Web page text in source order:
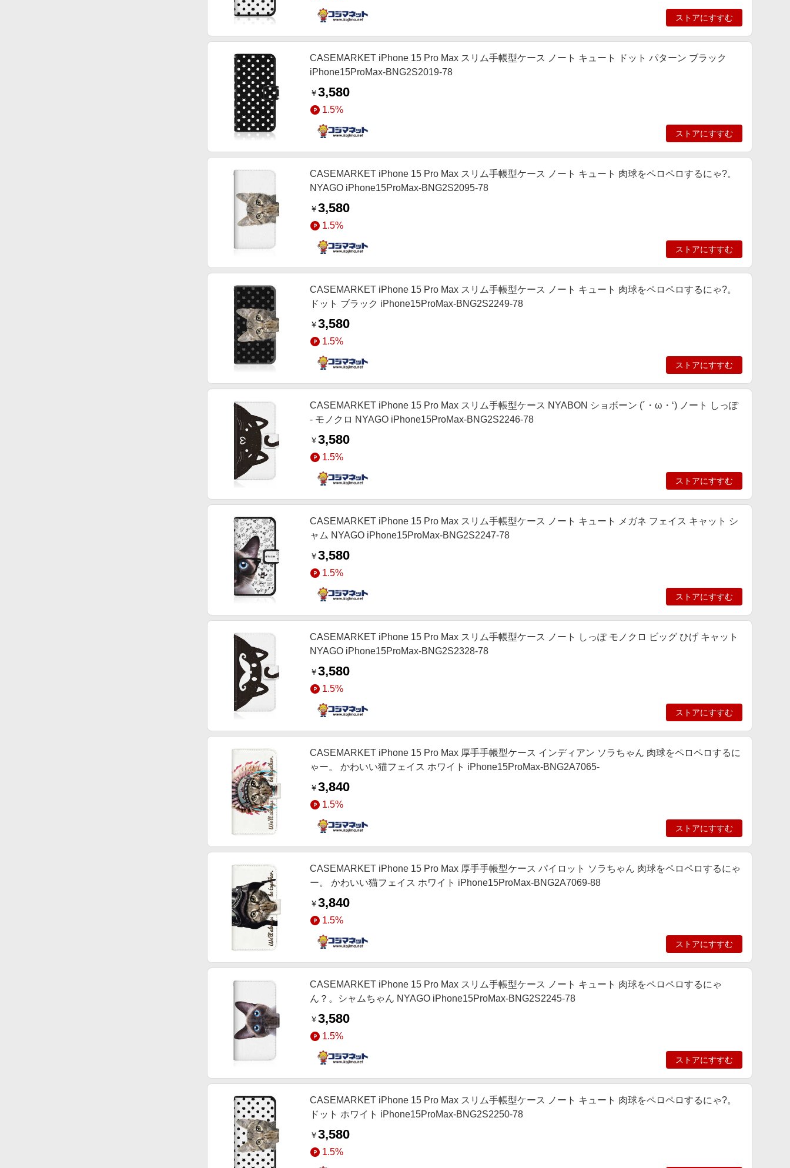
ストアにすすむ
CASEMARKET iPhone 15 Pro Max スリム手帳型ケース ノート キュート ドット パターン ブラック
iPhone15ProMax-BNG2S2019-78
￥3,580
1.5%
ストアにすすむ
CASEMARKET iPhone 15 Pro Max スリム手帳型ケース ノート キュート 肉球をペロペロするにゃ?。
NYAGO iPhone15ProMax-BNG2S2095-78
￥3,580
1.5%
ストアにすすむ
CASEMARKET iPhone 15 Pro Max スリム手帳型ケース ノート キュート 肉球をペロペロするにゃ?。
ドット ブラック iPhone15ProMax-BNG2S2249-78
￥3,580
1.5%
ストアにすすむ
CASEMARKET iPhone 15 Pro Max スリム手帳型ケース NYABON ショボーン (´・ω・‘) ノート しっぽ
- モノクロ NYAGO iPhone15ProMax-BNG2S2246-78
￥3,580
1.5%
ストアにすすむ
CASEMARKET iPhone 15 Pro Max スリム手帳型ケース ノート キュート メガネ フェイス キャット シ
ャム NYAGO iPhone15ProMax-BNG2S2247-78
￥3,580
1.5%
ストアにすすむ
CASEMARKET iPhone 15 Pro Max スリム手帳型ケース ノート しっぽ モノクロ ビッグ ひげ キャット
NYAGO iPhone15ProMax-BNG2S2328-78
￥3,580
1.5%
ストアにすすむ
CASEMARKET iPhone 15 Pro Max 厚手手帳型ケース インディアン ソラちゃん 肉球をペロペロするに
ゃー。 かわいい猫フェイス ホワイト iPhone15ProMax-BNG2A7065-
￥3,840
1.5%
ストアにすすむ
CASEMARKET iPhone 15 Pro Max 厚手手帳型ケース パイロット ソラちゃん 肉球をペロペロするにゃ
ー。 かわいい猫フェイス ホワイト iPhone15ProMax-BNG2A7069-88
￥3,840
1.5%
ストアにすすむ
CASEMARKET iPhone 15 Pro Max スリム手帳型ケース ノート キュート 肉球をペロペロするにゃ
ん？。シャムちゃん NYAGO iPhone15ProMax-BNG2S2245-78
￥3,580
1.5%
ストアにすすむ
CASEMARKET iPhone 15 Pro Max スリム手帳型ケース ノート キュート 肉球をペロペロするにゃ?。
ドット ホワイト iPhone15ProMax-BNG2S2250-78
￥3,580
1.5%